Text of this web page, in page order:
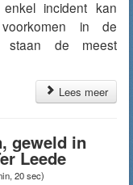
incident kan
voorkomen in de
staan de meest
Lees meer
geweld in
Leede
20 sec)